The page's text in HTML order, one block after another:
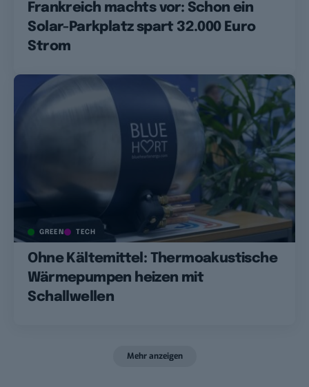
Frankreich machts vor: Schon ein
Solar-Parkplatz spart 32.000 Euro
Strom
GREEN TECH
Ohne Kältemittel: Thermoakustische
Wärmepumpen heizen mit
Schallwellen
Mehr anzeigen